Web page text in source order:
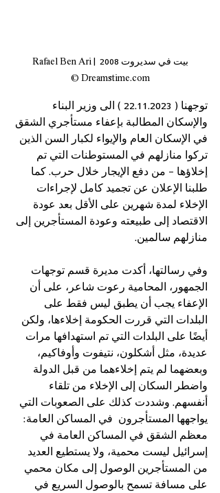
بيت في سديروت 2008 Rafael Ben Ari |
Dreamstime.com ©
توجهنا ( 22.11.2023 ) الى وزير البناء
والإسكان المطالبة بإعفاء مستأجري الشقق
في الإسكان العام والإيواء لكبار السن الذين
تركوا منازلهم في المستوطنات التي تم
إخلاؤها - من دفع الإيجار خلال حرب. كما
طلبنا الإعلان عن تجميد كامل لإجراءات
الإخلاء لمدة شهرين على الأقل بعد عودة
الاقتصاد إلى طبيعته وعودة المستأجرين إلى
منازلهم سالمين.
وفي رسالتها، أكدت مديرة قسم توجهات
الجمهور، المحامية رعوت شاعر، على أن
الإعفاء يجب أن يطبق ليس فقط على
البلدات التي قررت الحكومة إخلاءها، ولكن
أيضًا على البلدات التي تم استهدافها مرات
عديدة، مثل أشكلون، نتيفوت وأوفاكيم،
وبعضهما لم يتم إخلاءهما من قبل الدولة
واضطر السكان إلى الإخلاء من تلقاء
أنفسهم. وشددت كذلك على الصعوبات التي
يواجهها المستأجرون  في المساكن العامة:
معظم الشقق في المساكن العامة في
إسرائيل ليست محمية، ولا يستطيع العديد
من المستأجرين الوصول إلى مكان محمي
على مسافة تسمح بالوصول السريع في